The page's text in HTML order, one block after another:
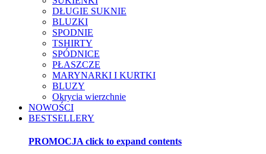
DŁUGIE SUKNIE
BLUZKI
SPODNIE
TSHIRTY
SPÓDNICE
PŁASZCZE
MARYNARKI I KURTKI
BLUZY
Okrycia wierzchnie
NOWOŚCI
BESTSELLERY
PROMOCJA click to expand contents